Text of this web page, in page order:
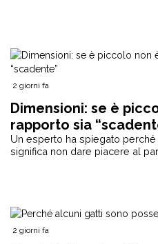
2 giorni fa
Dimensioni: se è
rapporto sia
Un esperto ha spiegato
significa non dare piacere al
2 giorni fa